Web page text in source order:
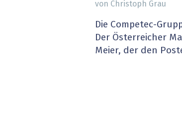
» alle News
von Christoph Grau
Die Competec-
Der Österreicher
Meier, der den